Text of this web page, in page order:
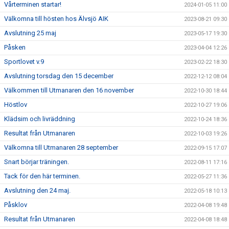
Vårterminen startar! 2024-01-05 11:00
Välkomna till hösten hos Älvsjö AIK 2023-08-21 09:30
Avslutning 25 maj 2023-05-17 19:30
Påsken 2023-04-04 12:26
Sportlovet v.9 2023-02-22 18:30
Avslutning torsdag den 15 december 2022-12-12 08:04
Välkommen till Utmanaren den 16 november 2022-10-30 18:44
Höstlov 2022-10-27 19:06
Klädsim och livräddning 2022-10-24 18:36
Resultat från Utmanaren 2022-10-03 19:26
Välkomna till Utmanaren 28 september 2022-09-15 17:07
Snart börjar träningen. 2022-08-11 17:16
Tack för den här terminen. 2022-05-27 11:36
Avslutning den 24 maj. 2022-05-18 10:13
Påsklov 2022-04-08 19:48
Resultat från Utmanaren 2022-04-08 18:48